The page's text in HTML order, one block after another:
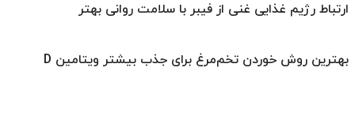
ارتباط رژیم غذایی غنی از فیبر با سلامت روانی بهتر
بهترین روش خوردن تخم‌مرغ برای جذب بیشتر ویتامین D